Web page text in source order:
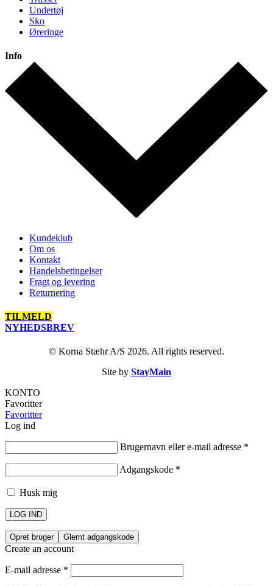
Undertøj
Sko
Øreringe
Info
Kundeklub
Om os
Kontakt
Handelsbetingelser
Fragt og levering
Returnering
TILMELD
NYHEDSBREV
© Korna Stæhr A/S 2026. All rights reserved.
Site by StayMain
KONTO
Favoritter
Favoritter
Log ind
Brugernavn eller e-mail adresse *
Adgangskode *
Husk mig
LOG IND
Opret bruger Glemt adgangskode
Create an account
E-mail adresse *